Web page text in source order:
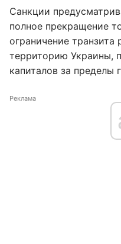
Санкции
полное прекращение
ограничение транзита
территорию Украины,
капиталов за пределы
Реклама